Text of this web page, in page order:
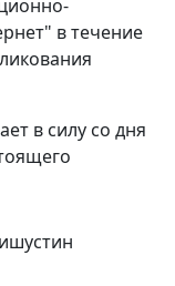
в течение
в силу со дня